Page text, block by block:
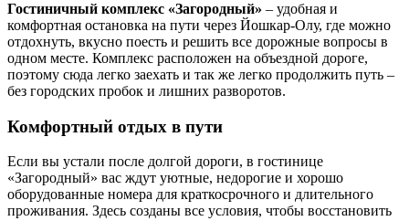
Гостиничный комплекс «Загородный» – удобная и
комфортная остановка на пути через Йошкар-Олу, где можно
отдохнуть, вкусно поесть и решить все дорожные вопросы в
одном месте. Комплекс расположен на объездной дороге,
поэтому сюда легко заехать и так же легко продолжить путь –
без городских пробок и лишних разворотов.
Комфортный отдых в пути
Если вы устали после долгой дороги, в гостинице
«Загородный» вас ждут уютные, недорогие и хорошо
оборудованные номера для краткосрочного и длительного
проживания. Здесь созданы все условия, чтобы восстановить